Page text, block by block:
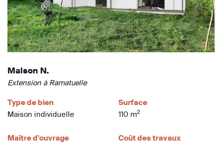
Maison N.
Extension à Ramatuelle
Type de bien
Maison individuelle
Surface
110 m2
Maître d'ouvrage
Coût des travaux